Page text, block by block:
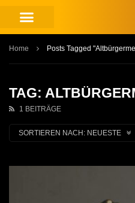
Home Posts Tagged
TAG:
1 BEITRÄGE
SORTIEREN NACH: NEUESTE